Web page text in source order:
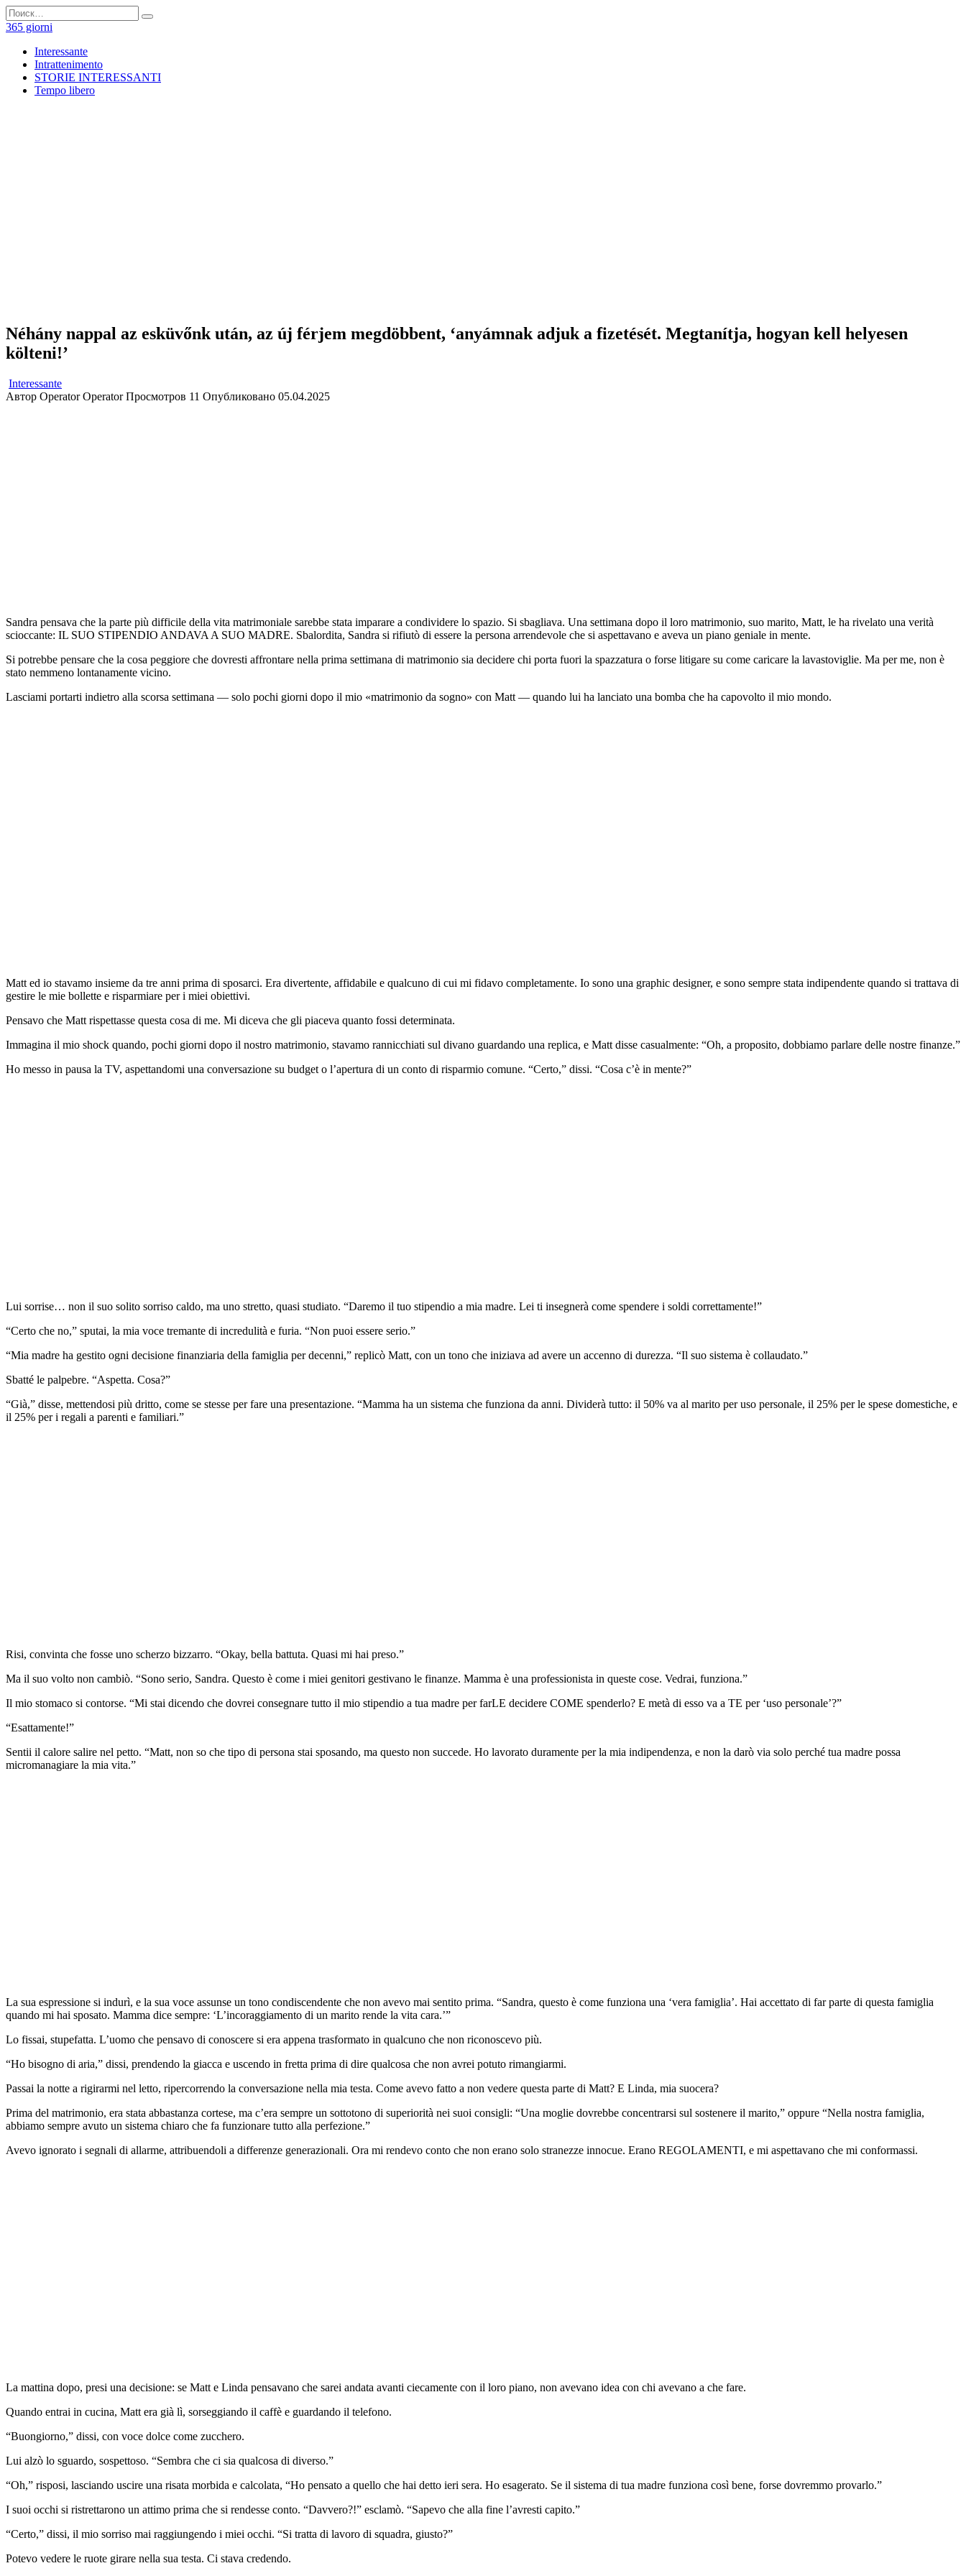
Перейти
к
содержанию
Search
for:
365 giorni
Interessante
Intrattenimento
STORIE INTERESSANTI
Tempo libero
Néhány nappal az esküvőnk után, az új férjem megdöbbent, ‘anyámnak adjuk a fizetését. Megtanítja, hogyan kell helyesen
költeni!’
Interessante
Автор Operator Operator Просмотров 11 Опубликовано 05.04.2025
Sandra pensava che la parte più difficile della vita matrimoniale sarebbe stata imparare a condividere lo spazio. Si sbagliava. Una settimana dopo il loro matrimonio, suo marito, Matt, le ha rivelato una verità
scioccante: IL SUO STIPENDIO ANDAVA A SUO MADRE. Sbalordita, Sandra si rifiutò di essere la persona arrendevole che si aspettavano e aveva un piano geniale in mente.
Si potrebbe pensare che la cosa peggiore che dovresti affrontare nella prima settimana di matrimonio sia decidere chi porta fuori la spazzatura o forse litigare su come caricare la lavastoviglie. Ma per me, non è
stato nemmeno lontanamente vicino.
Lasciami portarti indietro alla scorsa settimana — solo pochi giorni dopo il mio «matrimonio da sogno» con Matt — quando lui ha lanciato una bomba che ha capovolto il mio mondo.
Matt ed io stavamo insieme da tre anni prima di sposarci. Era divertente, affidabile e qualcuno di cui mi fidavo completamente. Io sono una graphic designer, e sono sempre stata indipendente quando si trattava di
gestire le mie bollette e risparmiare per i miei obiettivi.
Pensavo che Matt rispettasse questa cosa di me. Mi diceva che gli piaceva quanto fossi determinata.
Immagina il mio shock quando, pochi giorni dopo il nostro matrimonio, stavamo rannicchiati sul divano guardando una replica, e Matt disse casualmente: “Oh, a proposito, dobbiamo parlare delle nostre finanze.”
Ho messo in pausa la TV, aspettandomi una conversazione su budget o l’apertura di un conto di risparmio comune. “Certo,” dissi. “Cosa c’è in mente?”
Lui sorrise… non il suo solito sorriso caldo, ma uno stretto, quasi studiato. “Daremo il tuo stipendio a mia madre. Lei ti insegnerà come spendere i soldi correttamente!”
“Certo che no,” sputai, la mia voce tremante di incredulità e furia. “Non puoi essere serio.”
“Mia madre ha gestito ogni decisione finanziaria della famiglia per decenni,” replicò Matt, con un tono che iniziava ad avere un accenno di durezza. “Il suo sistema è collaudato.”
Sbatté le palpebre. “Aspetta. Cosa?”
“Già,” disse, mettendosi più dritto, come se stesse per fare una presentazione. “Mamma ha un sistema che funziona da anni. Dividerà tutto: il 50% va al marito per uso personale, il 25% per le spese domestiche, e
il 25% per i regali a parenti e familiari.”
Risi, convinta che fosse uno scherzo bizzarro. “Okay, bella battuta. Quasi mi hai preso.”
Ma il suo volto non cambiò. “Sono serio, Sandra. Questo è come i miei genitori gestivano le finanze. Mamma è una professionista in queste cose. Vedrai, funziona.”
Il mio stomaco si contorse. “Mi stai dicendo che dovrei consegnare tutto il mio stipendio a tua madre per farLE decidere COME spenderlo? E metà di esso va a TE per ‘uso personale’?”
“Esattamente!”
Sentii il calore salire nel petto. “Matt, non so che tipo di persona stai sposando, ma questo non succede. Ho lavorato duramente per la mia indipendenza, e non la darò via solo perché tua madre possa
micromanagiare la mia vita.”
La sua espressione si indurì, e la sua voce assunse un tono condiscendente che non avevo mai sentito prima. “Sandra, questo è come funziona una ‘vera famiglia’. Hai accettato di far parte di questa famiglia
quando mi hai sposato. Mamma dice sempre: ‘L’incoraggiamento di un marito rende la vita cara.’”
Lo fissai, stupefatta. L’uomo che pensavo di conoscere si era appena trasformato in qualcuno che non riconoscevo più.
“Ho bisogno di aria,” dissi, prendendo la giacca e uscendo in fretta prima di dire qualcosa che non avrei potuto rimangiarmi.
Passai la notte a rigirarmi nel letto, ripercorrendo la conversazione nella mia testa. Come avevo fatto a non vedere questa parte di Matt? E Linda, mia suocera?
Prima del matrimonio, era stata abbastanza cortese, ma c’era sempre un sottotono di superiorità nei suoi consigli: “Una moglie dovrebbe concentrarsi sul sostenere il marito,” oppure “Nella nostra famiglia,
abbiamo sempre avuto un sistema chiaro che fa funzionare tutto alla perfezione.”
Avevo ignorato i segnali di allarme, attribuendoli a differenze generazionali. Ora mi rendevo conto che non erano solo stranezze innocue. Erano REGOLAMENTI, e mi aspettavano che mi conformassi.
La mattina dopo, presi una decisione: se Matt e Linda pensavano che sarei andata avanti ciecamente con il loro piano, non avevano idea con chi avevano a che fare.
Quando entrai in cucina, Matt era già lì, sorseggiando il caffè e guardando il telefono.
“Buongiorno,” dissi, con voce dolce come zucchero.
Lui alzò lo sguardo, sospettoso. “Sembra che ci sia qualcosa di diverso.”
“Oh,” risposi, lasciando uscire una risata morbida e calcolata, “Ho pensato a quello che hai detto ieri sera. Ho esagerato. Se il sistema di tua madre funziona così bene, forse dovremmo provarlo.”
I suoi occhi si ristrettarono un attimo prima che si rendesse conto. “Davvero?!” esclamò. “Sapevo che alla fine l’avresti capito.”
“Certo,” dissi, il mio sorriso mai raggiungendo i miei occhi. “Si tratta di lavoro di squadra, giusto?”
Potevo vedere le ruote girare nella sua testa. Ci stava credendo.